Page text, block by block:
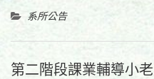
系所公告
第二階段課業輔導小